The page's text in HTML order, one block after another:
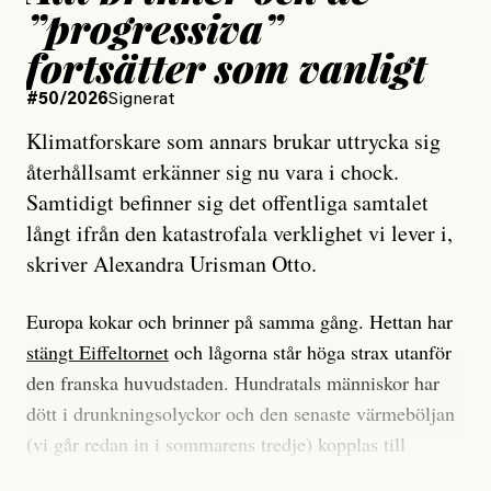
”progressiva”
fortsätter som vanligt
#50/2026Signerat
Klimatforskare som annars brukar uttrycka sig
återhållsamt erkänner sig nu vara i chock.
Samtidigt befinner sig det offentliga samtalet
långt ifrån den katastrofala verklighet vi lever i,
skriver Alexandra Urisman Otto.
Europa kokar och brinner på samma gång. Hettan har
stängt Eiffeltornet och lågorna står höga strax utanför
den franska huvudstaden. Hundratals människor har
dött i drunkningsolyckor och den senaste värmeböljan
(vi går redan in i sommarens tredje) kopplas till